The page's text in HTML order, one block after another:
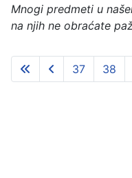
Mnogi predmeti u
na njih ne obraćate
37 38